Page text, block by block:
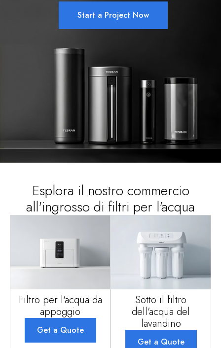
Start a Project Now
Esplora il nostro commercio
all'ingrosso di filtri per l'acqua
Filtro per l'acqua da
appoggio
Get a Quote
Sotto il filtro
dell'acqua del
lavandino
Get a Quote